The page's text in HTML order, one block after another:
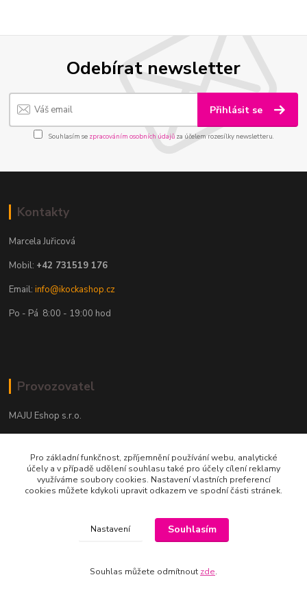
Odebírat newsletter
Přihlásit se
Souhlasím se zpracováním osobních údajůza účelem rozesílky newsletteru.
Kontakty
Marcela Juřicová
Mobil: +42 731519 176
Email:info@ikockashop.cz
Po - Pá 8:00 - 19:00 hod
Provozovatel
MAJU Eshop s.r.o.
702 00 Ostrava
IČ: 09674799
Pro základní funkčnost, zpříjemnění používání webu, analytické
účely a v případě udělení souhlasu také pro účely cílení reklamy
využíváme soubory cookies. Nastavení vlastních preferencí
cookies můžete kdykoli upravit odkazem ve spodní části stránek.
Nastavení Souhlasím
Souhlas můžete odmítnout zde.